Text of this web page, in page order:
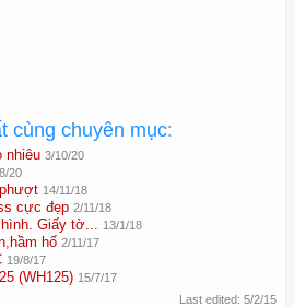
cùng chuyên mục:
nhiêu 3/10/20
20
14/11/18
cực đẹp 2/11/18
Giấy tờ... 13/1/18
hố 2/11/17
19/8/17
(WH125) 15/7/17
Last edited: 5/2/15